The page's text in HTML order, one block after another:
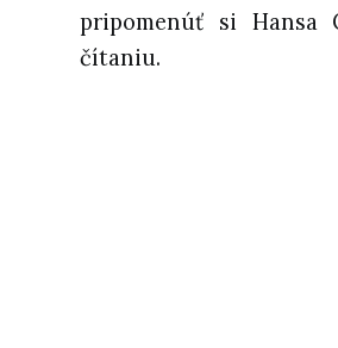
pripomenúť si Hansa
čítaniu.